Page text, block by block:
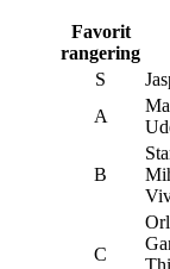
Favorit
rangering
S
A
B
C